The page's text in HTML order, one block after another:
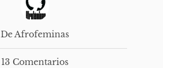
De Afrofeminas
13 Comentarios